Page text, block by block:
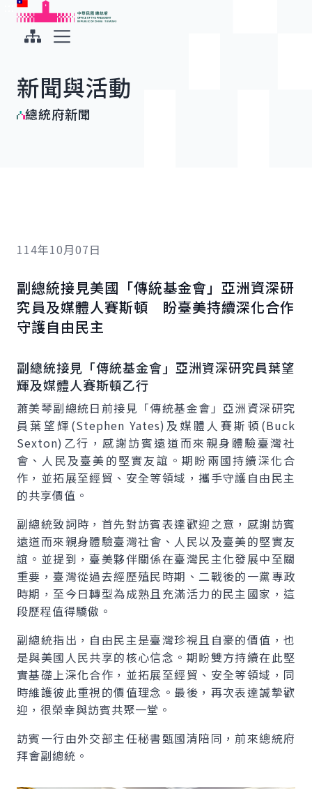
跳到主要內容
中華民國總統府
新聞與活動
總統府新聞
114年10月07日
副總統接見美國「傳統基金會」亞洲資深研
究員及媒體人賽斯頓 盼臺美持續深化合作
守護自由民主
副總統接見「傳統基金會」亞洲資深研究員葉望
輝及媒體人賽斯頓乙行
蕭美琴副總統日前接見「傳統基金會」亞洲資深研究
員葉望輝(Stephen Yates)及媒體人賽斯頓(Buck
Sexton)乙行，感謝訪賓遠道而來親身體驗臺灣社
會、人民及臺美的堅實友誼。期盼兩國持續深化合
作，並拓展至經貿、安全等領域，攜手守護自由民主
的共享價值。
副總統致詞時，首先對訪賓表達歡迎之意，感謝訪賓
遠道而來親身體驗臺灣社會、人民以及臺美的堅實友
誼。並提到，臺美夥伴關係在臺灣民主化發展中至關
重要，臺灣從過去經歷殖民時期、二戰後的一黨專政
時期，至今日轉型為成熟且充滿活力的民主國家，這
段歷程值得驕傲。
副總統指出，自由民主是臺灣珍視且自豪的價值，也
是與美國人民共享的核心信念。期盼雙方持續在此堅
實基礎上深化合作，並拓展至經貿、安全等領域，同
時維護彼此重視的價值理念。最後，再次表達誠摯歡
迎，很榮幸與訪賓共聚一堂。
訪賓一行由外交部主任秘書甄國清陪同，前來總統府
拜會副總統。